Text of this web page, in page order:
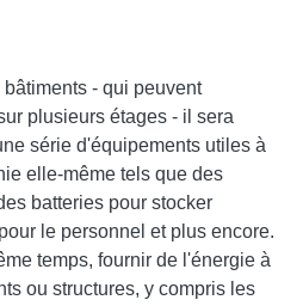
- qui peuvent
plusieurs étages - il sera
série d'équipements utiles à
elle-même tels que des
batteries pour stocker
le personnel et plus encore.
temps, fournir de l'énergie à
ou structures, y compris les